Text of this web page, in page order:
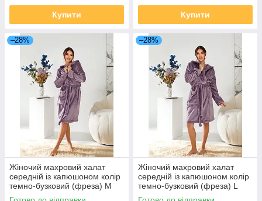
Купити Купити
–28%
Жіночий махровий халат
середній із капюшоном колір
темно-бузковий (фреза) М
розмір 46
–28%
Жіночий махровий халат
середній із капюшоном колір
темно-бузковий (фреза) L
розмір 48